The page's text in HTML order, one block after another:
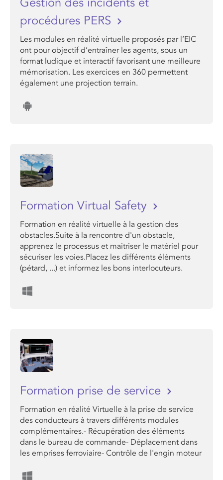
procédures PERS
Les modules en réalité virtuelle proposés par l’EIC
ont pour objectif d’entraîner les agents, sous un
format ludique et interactif favorisant une meilleure
mémorisation. Les exercices en 360 permettent
également une projection terrain.
Formation Virtual Safety
Formation en réalité virtuelle à la gestion des
obstacles.Suite à la rencontre d'un obstacle,
apprenez le processus et maitriser le matériel pour
sécuriser les voies.Placez les différents éléments
(pétard, ...) et informez les bons interlocuteurs.
Formation prise de service
Formation en réalité Virtuelle à la prise de service
des conducteurs à travers différents modules
complémentaires.- Récupération des éléments
dans le bureau de commande- Déplacement dans
les emprises ferroviaire- Contrôle de l'engin moteur